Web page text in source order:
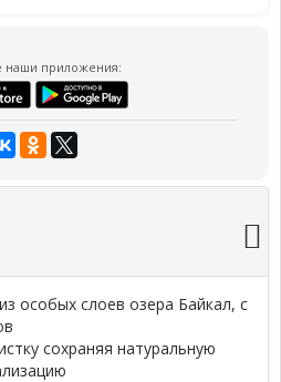
наши приложения:
особых слоев озера Байкал, с
сохраняя натуральную